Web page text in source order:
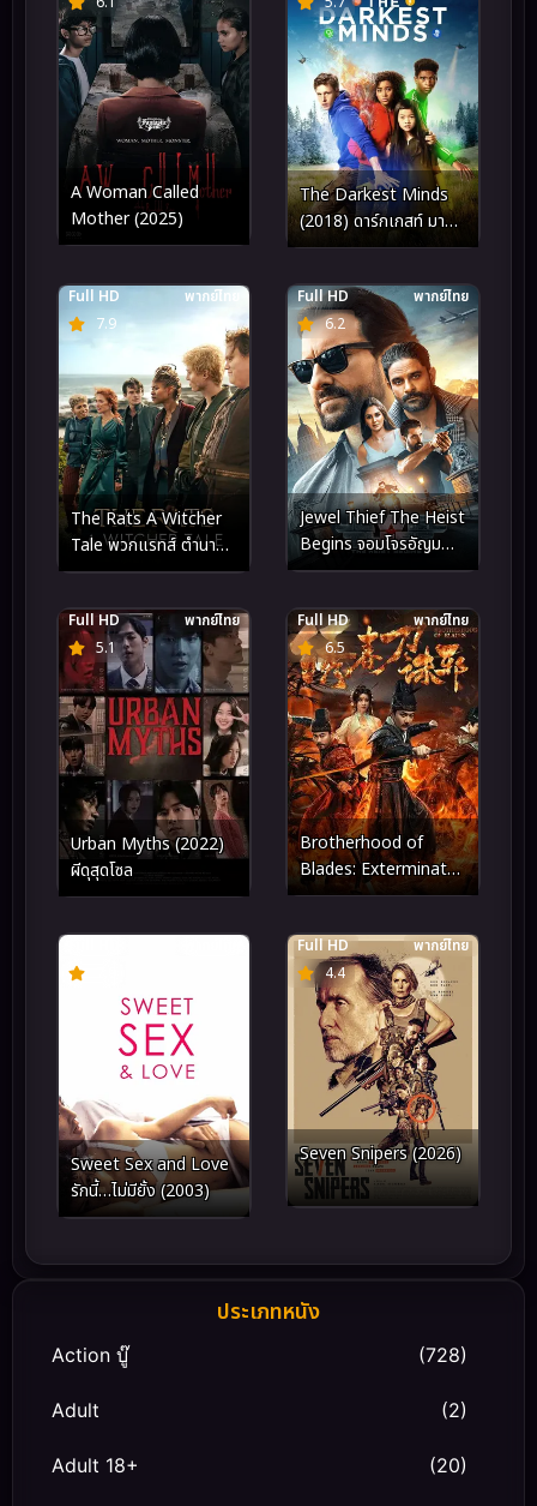
A Woman Called
Mother (2025)
The Darkest Minds
(2018) ดาร์กเกสท์ มายด์
ส จิตทมิฬ
7.9
Full HD พากย์ไทย
The Rats A Witcher
Tale พวกแรทส์ ตำนาน
นักล่าจอมอสูร (2025)
6.2
Full HD พากย์ไทย
Jewel Thief The Heist
Begins จอมโจรอัญมณี
เริ่มแผนโจรกรรม (2025)
5.1
Full HD พากย์ไทย
Urban Myths (2022)
ผีดุสุดโซล
6.5
Full HD พากย์ไทย
Brotherhood of
Blades: Exterminate
Evil ซิ่วซุนเตา: ขจัด
Sweet Sex and Love
รักนี้…ไม่มียั้ง (2003)
4.4
Full HD พากย์ไทย
Seven Snipers (2026)
ประเภทหนัง
Action บู๊ (728)
Adult (2)
Adult 18+ (20)